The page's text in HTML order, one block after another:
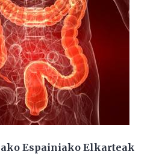
Espainiako Elkarteak